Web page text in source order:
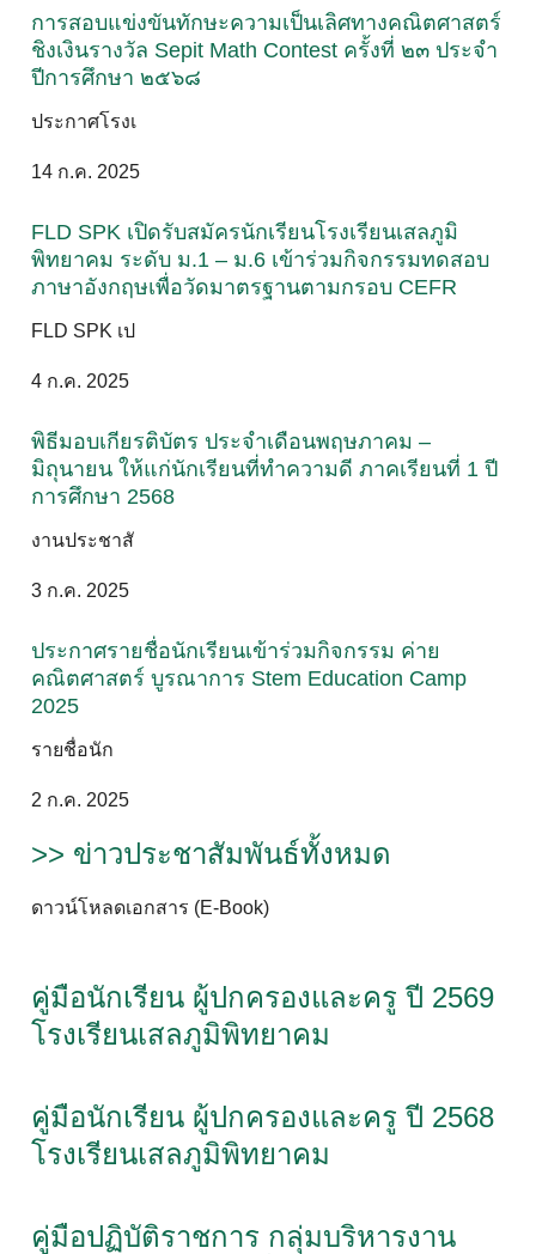
การสอบแข่งขันทักษะความเป็นเลิศทางคณิตศาสตร์
ชิงเงินรางวัล Sepit Math Contest ครั้งที่ ๒๓ ประจำ
ปีการศึกษา ๒๕๖๘
ประกาศโรงเ
14 ก.ค. 2025
FLD SPK เปิดรับสมัครนักเรียนโรงเรียนเสลภูมิ
พิทยาคม ระดับ ม.1 – ม.6 เข้าร่วมกิจกรรมทดสอบ
ภาษาอังกฤษเพื่อวัดมาตรฐานตามกรอบ CEFR
FLD SPK เป
4 ก.ค. 2025
พิธีมอบเกียรติบัตร ประจำเดือนพฤษภาคม –
มิถุนายน ให้แก่นักเรียนที่ทำความดี ภาคเรียนที่ 1 ปี
การศึกษา 2568
งานประชาสั
3 ก.ค. 2025
ประกาศรายชื่อนักเรียนเข้าร่วมกิจกรรม ค่าย
คณิตศาสตร์ บูรณาการ Stem Education Camp
2025
รายชื่อนัก
2 ก.ค. 2025
>> ข่าวประชาสัมพันธ์ทั้งหมด
ดาวน์โหลดเอกสาร (E-Book)
คู่มือนักเรียน ผู้ปกครองและครู ปี 2569
โรงเรียนเสลภูมิพิทยาคม
คู่มือนักเรียน ผู้ปกครองและครู ปี 2568
โรงเรียนเสลภูมิพิทยาคม
คู่มือปฏิบัติราชการ กลุ่มบริหารงาน